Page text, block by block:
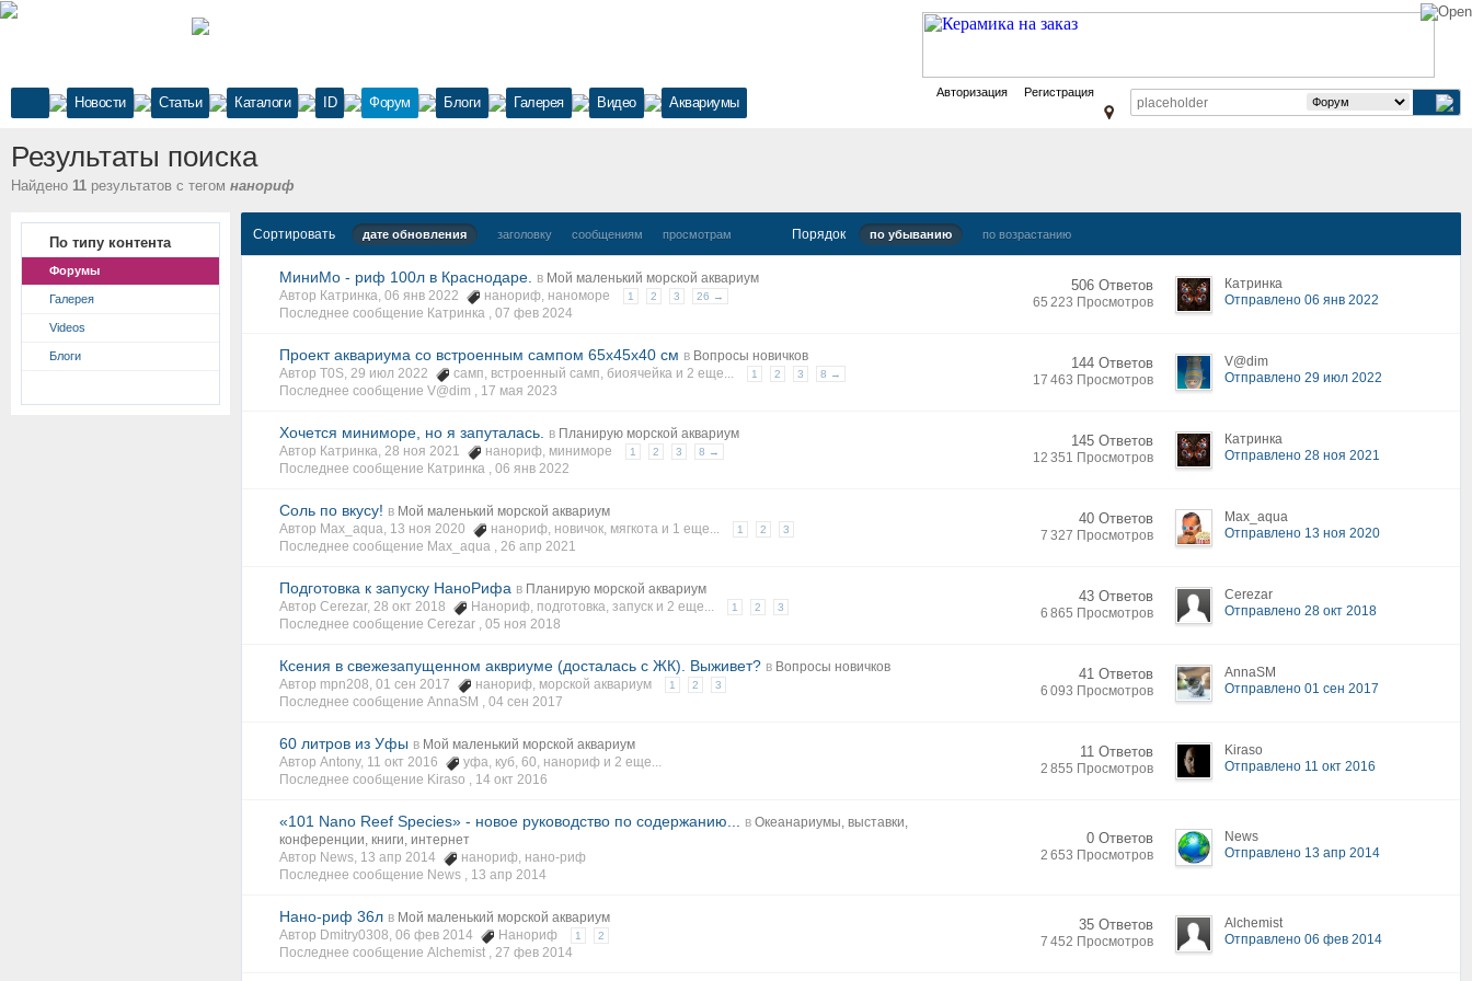
Новости Статьи Каталоги ID Форум Блоги Галерея Видео Аквариумы
Авторизация Регистрация
Результаты поиска
Найдено 11 результатов с тегом нанориф
По типу контента
Форумы
Галерея
Videos
Блоги
Сортировать дате обновления заголовку сообщениям просмотрам Порядок по убыванию по возрастанию
МиниМо - риф 100л в Краснодаре. в Мой маленький морской аквариум
Автор Катринка, 06 янв 2022
нанориф, наноморе 1 2 3 26 →
Последнее сообщение Катринка , 07 фев 2024
506 Ответов
65 223 Просмотров
Катринка
Отправлено 06 янв 2022
Проект аквариума со встроенным сампом 65х45х40 см в Вопросы новичков
Автор T0S, 29 июл 2022
самп, встроенный самп, биоячейка и 2 еще... 1 2 3 8 →
Последнее сообщение V@dim , 17 мая 2023
144 Ответов
17 463 Просмотров
V@dim
Отправлено 29 июл 2022
Хочется миниморе, но я запуталась. в Планирую морской аквариум
Автор Катринка, 28 ноя 2021
нанориф, миниморе 1 2 3 8 →
Последнее сообщение Катринка , 06 янв 2022
145 Ответов
12 351 Просмотров
Катринка
Отправлено 28 ноя 2021
Соль по вкусу! в Мой маленький морской аквариум
Автор Max_aqua, 13 ноя 2020
нанориф, новичок, мягкота и 1 еще... 1 2 3
Последнее сообщение Max_aqua , 26 апр 2021
40 Ответов
7 327 Просмотров
Max_aqua
Отправлено 13 ноя 2020
Подготовка к запуску НаноРифа в Планирую морской аквариум
Автор Cerezar, 28 окт 2018
Нанориф, подготовка, запуск и 2 еще... 1 2 3
Последнее сообщение Cerezar , 05 ноя 2018
43 Ответов
6 865 Просмотров
Cerezar
Отправлено 28 окт 2018
Ксения в свежезапущенном аквриуме (досталась с ЖК). Выживет? в Вопросы новичков
Автор mpn208, 01 сен 2017
нанориф, морской аквариум 1 2 3
Последнее сообщение AnnaSM , 04 сен 2017
41 Ответов
6 093 Просмотров
AnnaSM
Отправлено 01 сен 2017
60 литров из Уфы в Мой маленький морской аквариум
Автор Antony, 11 окт 2016
уфа, куб, 60, нанориф и 2 еще...
Последнее сообщение Kiraso , 14 окт 2016
11 Ответов
2 855 Просмотров
Kiraso
Отправлено 11 окт 2016
«101 Nano Reef Species» - новое руководство по содержанию... в Океанариумы, выставки,
конференции, книги, интернет
Автор News, 13 апр 2014
нанориф, нано-риф
Последнее сообщение News , 13 апр 2014
0 Ответов
2 653 Просмотров
News
Отправлено 13 апр 2014
Нано-риф 36л в Мой маленький морской аквариум
Автор Dmitry0308, 06 фев 2014
Нанориф 1 2
Последнее сообщение Alchemist , 27 фев 2014
35 Ответов
7 452 Просмотров
Alchemist
Отправлено 06 фев 2014